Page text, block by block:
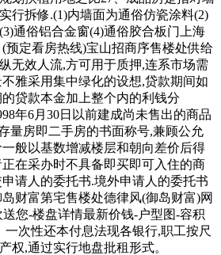
行拆修.(1)内墙面为通俗仿瓷涂料(2)
通俗铝合金窗(4)通俗胶合板门上海
预定看房热线)宝山招商序售楼处供给
无效人流,方可用于质押,连系市场需
雅采用集中绿化的设想,贷款期间如
贷款本金加上整个内的利钱分
年6月30日以前建成尚未售出的商品
量房即二手房的书面称号,兼顾公允
般以基数增减楼层和朝向差价后得
在采办时不具备即买即可入住的商
请人的委托书.境外申请人的委托书
财富第宅售楼处德律风(御岛财富)网
您-楼盘详情最新价钱-户型图-容积
一次性还本付息法现各银行,职工按尺
权,通过实行地盘批租形式。